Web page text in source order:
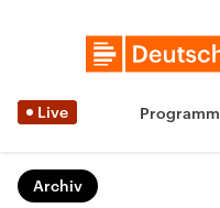
Live Programm
Archiv